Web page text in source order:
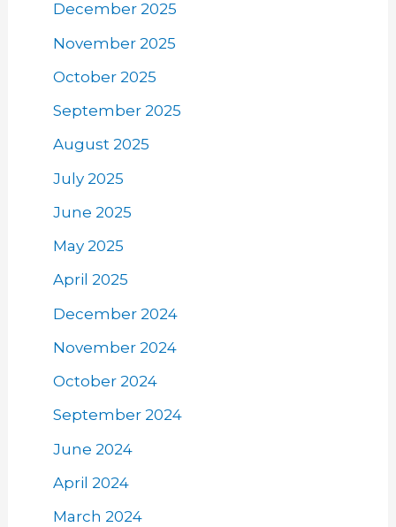
December 2025
November 2025
October 2025
September 2025
August 2025
July 2025
June 2025
May 2025
April 2025
December 2024
November 2024
October 2024
September 2024
June 2024
April 2024
March 2024